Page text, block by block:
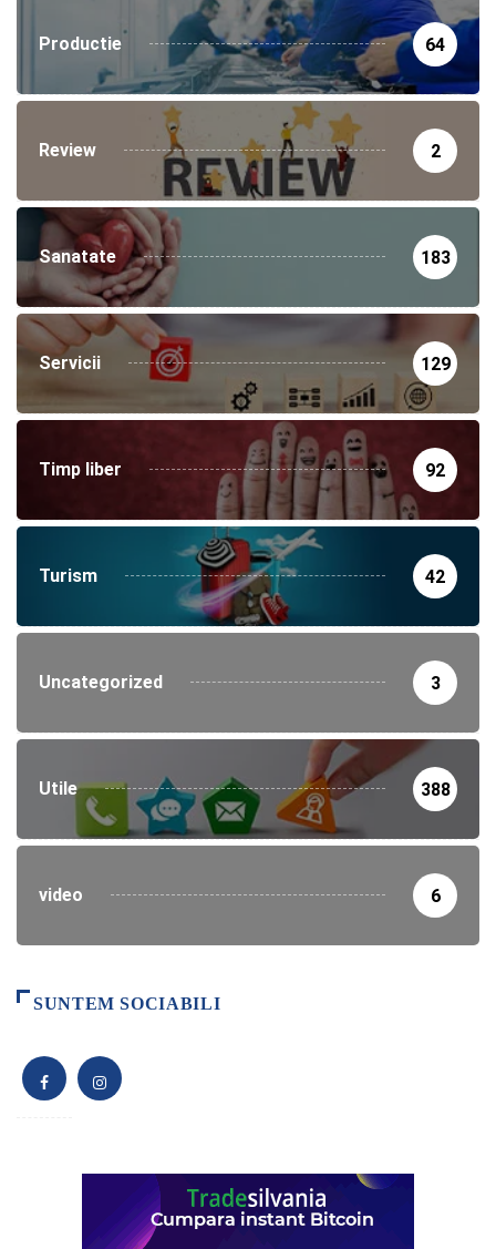
Productie 64
Review 2
Sanatate 183
Servicii 129
Timp liber 92
Turism 42
Uncategorized 3
Utile 388
video 6
SUNTEM SOCIABILI